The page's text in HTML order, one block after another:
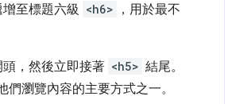
至標題六級 <h6>
，用於最不
頭，然後立即接著 <h5> 結尾。
們瀏覽內容的主要方式之一。